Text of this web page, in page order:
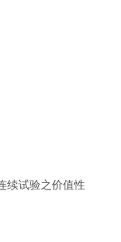
续试验之价值性